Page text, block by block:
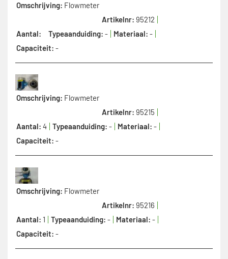
Omschrijving: Flowmeter
Artikelnr: 95212
Aantal:
Typeaanduiding: - Materiaal: -
Capaciteit: -
Omschrijving: Flowmeter
Artikelnr: 95215
Aantal: 4 Typeaanduiding: - Materiaal: -
Capaciteit: -
Omschrijving: Flowmeter
Artikelnr: 95216
Aantal: 1 Typeaanduiding: - Materiaal: -
Capaciteit: -